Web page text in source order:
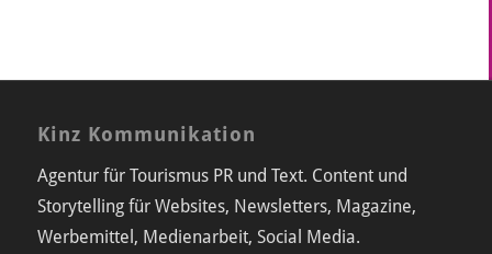
Kinz Kommunikation
Agentur für Tourismus PR und Text. Content und
Storytelling für Websites, Newsletters, Magazine,
Werbemittel, Medienarbeit, Social Media.